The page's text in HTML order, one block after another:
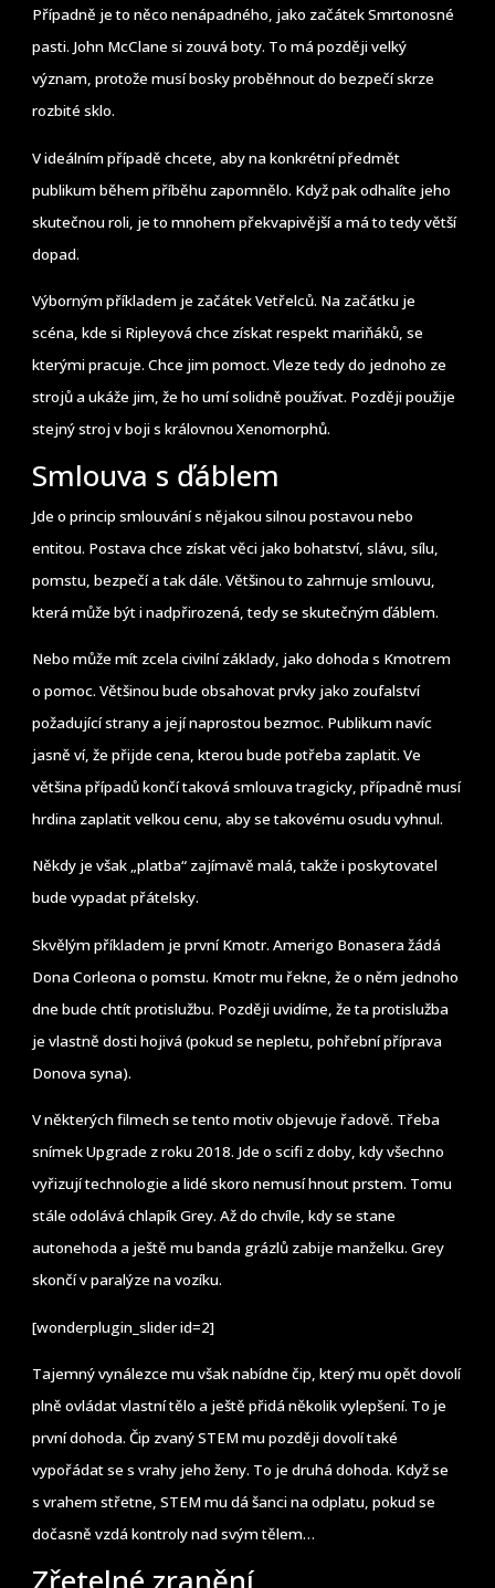
Případně je to něco nenápadného, jako začátek Smrtonosné
pasti. John McClane si zouvá boty. To má později velký
význam, protože musí bosky proběhnout do bezpečí skrze
rozbité sklo.
V ideálním případě chcete, aby na konkrétní předmět
publikum během příběhu zapomnělo. Když pak odhalíte jeho
skutečnou roli, je to mnohem překvapivější a má to tedy větší
dopad.
Výborným příkladem je začátek Vetřelců. Na začátku je
scéna, kde si Ripleyová chce získat respekt mariňáků, se
kterými pracuje. Chce jim pomoct. Vleze tedy do jednoho ze
strojů a ukáže jim, že ho umí solidně používat. Později použije
stejný stroj v boji s královnou Xenomorphů.
Smlouva s ďáblem
Jde o princip smlouvání s nějakou silnou postavou nebo
entitou. Postava chce získat věci jako bohatství, slávu, sílu,
pomstu, bezpečí a tak dále. Většinou to zahrnuje smlouvu,
která může být i nadpřirozená, tedy se skutečným ďáblem.
Nebo může mít zcela civilní základy, jako dohoda s Kmotrem
o pomoc. Většinou bude obsahovat prvky jako zoufalství
požadující strany a její naprostou bezmoc. Publikum navíc
jasně ví, že přijde cena, kterou bude potřeba zaplatit. Ve
většina případů končí taková smlouva tragicky, případně musí
hrdina zaplatit velkou cenu, aby se takovému osudu vyhnul.
Někdy je však „platba“ zajímavě malá, takže i poskytovatel
bude vypadat přátelsky.
Skvělým příkladem je první Kmotr. Amerigo Bonasera žádá
Dona Corleona o pomstu. Kmotr mu řekne, že o něm jednoho
dne bude chtít protislužbu. Později uvidíme, že ta protislužba
je vlastně dosti hojivá (pokud se nepletu, pohřební příprava
Donova syna).
V některých filmech se tento motiv objevuje řadově. Třeba
snímek Upgrade z roku 2018. Jde o scifi z doby, kdy všechno
vyřizují technologie a lidé skoro nemusí hnout prstem. Tomu
stále odolává chlapík Grey. Až do chvíle, kdy se stane
autonehoda a ještě mu banda grázlů zabije manželku. Grey
skončí v paralýze na vozíku.
[wonderplugin_slider id=2]
Tajemný vynálezce mu však nabídne čip, který mu opět dovolí
plně ovládat vlastní tělo a ještě přidá několik vylepšení. To je
první dohoda. Čip zvaný STEM mu později dovolí také
vypořádat se s vrahy jeho ženy. To je druhá dohoda. Když se
s vrahem střetne, STEM mu dá šanci na odplatu, pokud se
dočasně vzdá kontroly nad svým tělem…
Zřetelné zranění